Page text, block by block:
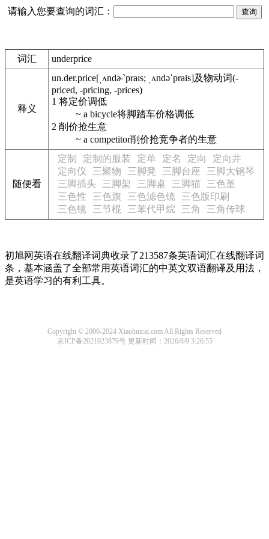
请输入您要查询的词汇：
词汇 underprice
释义
un.der.price[ˌʌndɚ`praɪs; ˌʌndəˈprais]及物动词(-
priced, -pricing, -prices)
1 将定价调低
~ a bicycle将脚踏车价格调低
2 削价抢生意
~ a competitor削价抢竞争者的生意
随便看
定制 定制的服装 定单 定名 定向
定向井
定向仪
三聚物 三脚凳 三脚台座
三脚大钢琴
三脚插头
三脚架 三脚桌 三脚猫
三色堇
三色性
三色旗 三色滤色镜
三色版印刷
三色镜
三节棍 三苯代甲烷 三角 三角传球
初旭网英语在线翻译词典收录了213587条英语词汇在线翻译词
条，基本涵盖了全部常用英语词汇的中英文双语翻译及用法，
是英语学习的有利工具。
Copyright © 2000-2024 Xiaohuicai.com All Rights Reserved
京ICP备2021023879号更新时间：2026/8/9 3:26:55